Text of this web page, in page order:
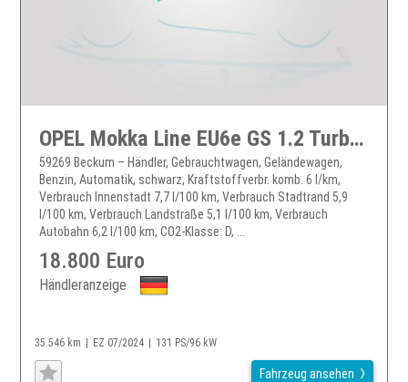
OPEL Mokka Line EU6e GS 1.2 Turbo AT +Allwetter SHZ Kamera CarPlay DAB LMFelgen Navi+
59269 Beckum – Händler, Gebrauchtwagen, Geländewagen,
Benzin, Automatik, schwarz, Kraftstoffverbr. komb. 6 l/km,
Verbrauch Innenstadt 7,7 l/100 km, Verbrauch Stadtrand 5,9
l/100 km, Verbrauch Landstraße 5,1 l/100 km, Verbrauch
Autobahn 6,2 l/100 km, CO2-Klasse: D, ...
18.800 Euro
Händleranzeige
35.546 km EZ 07/2024 131 PS/96 kW
Fahrzeug ansehen